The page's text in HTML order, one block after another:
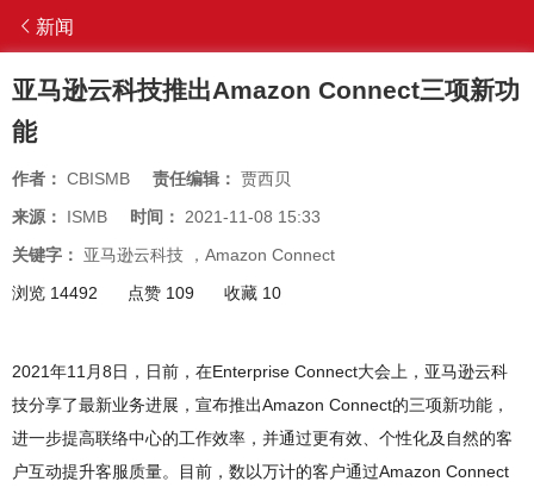
新闻
亚马逊云科技推出Amazon Connect三项新功
能
作者： CBISMB 责任编辑： 贾西贝
来源： ISMB 时间： 2021-11-08 15:33
关键字： 亚马逊云科技 ， Amazon Connect
浏览 14492
点赞 109 收藏 10
2021年11月8日，日前，在Enterprise Connect大会上，亚马逊云科
技分享了最新业务进展，宣布推出Amazon Connect的三项新功能，
进一步提高联络中心的工作效率，并通过更有效、个性化及自然的客
户互动提升客服质量。目前，数以万计的客户通过Amazon Connect